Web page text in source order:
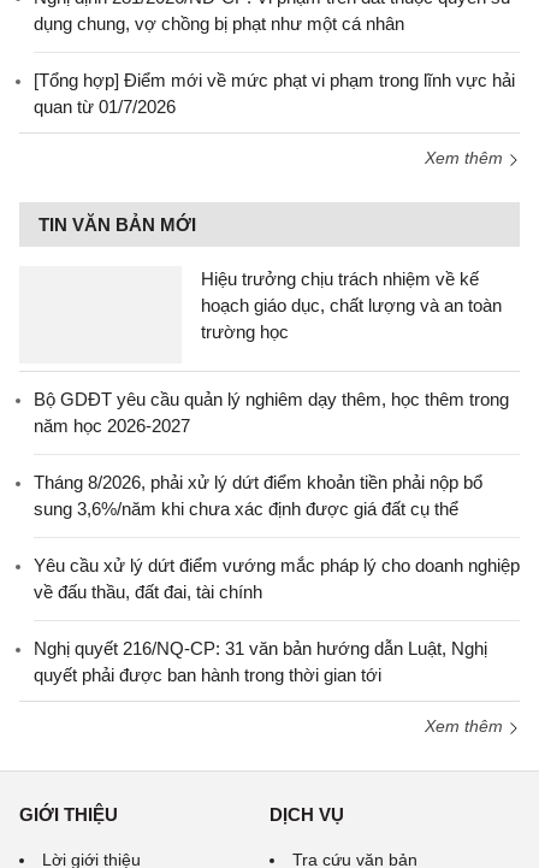
dụng chung, vợ chồng bị phạt như một cá nhân
[Tổng hợp] Điểm mới về mức phạt vi phạm trong lĩnh vực hải
quan từ 01/7/2026
Xem thêm
TIN VĂN BẢN MỚI
Hiệu trưởng chịu trách nhiệm về kế
hoạch giáo dục, chất lượng và an toàn
trường học
Bộ GDĐT yêu cầu quản lý nghiêm dạy thêm, học thêm trong
năm học 2026-2027
Tháng 8/2026, phải xử lý dứt điểm khoản tiền phải nộp bổ
sung 3,6%/năm khi chưa xác định được giá đất cụ thể
Yêu cầu xử lý dứt điểm vướng mắc pháp lý cho doanh nghiệp
về đấu thầu, đất đai, tài chính
Nghị quyết 216/NQ-CP: 31 văn bản hướng dẫn Luật, Nghị
quyết phải được ban hành trong thời gian tới
Xem thêm
GIỚI THIỆU
Lời giới thiệu
DỊCH VỤ
Tra cứu văn bản